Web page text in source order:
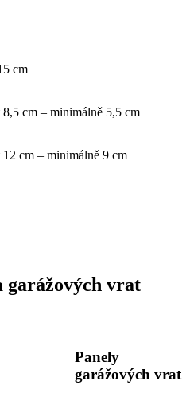
cm
8,5 cm – minimálně 5,5 cm
12 cm – minimálně 9 cm
garážových vrat
Panely
garážových vrat